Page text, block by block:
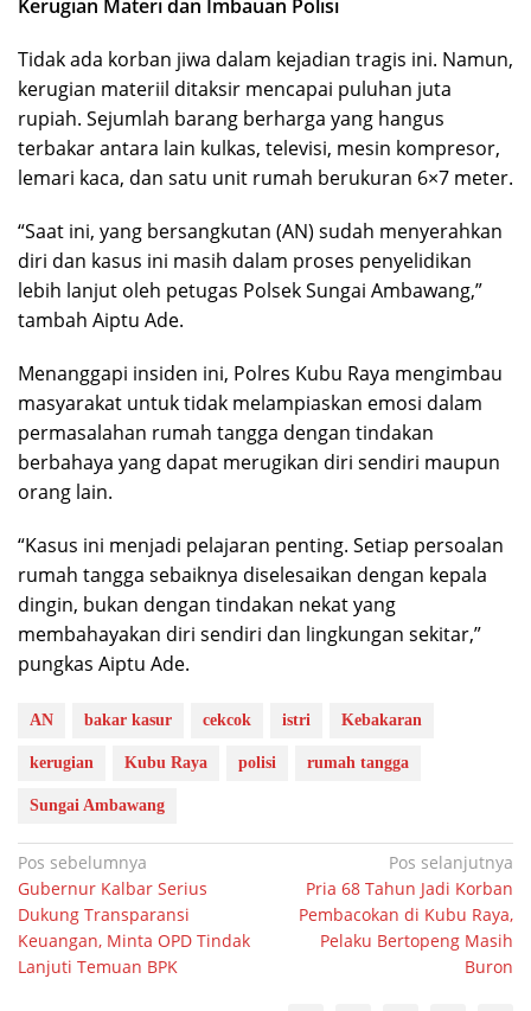
Kerugian Materi dan Imbauan Polisi
Tidak ada korban jiwa dalam kejadian tragis ini. Namun,
kerugian materiil ditaksir mencapai puluhan juta
rupiah. Sejumlah barang berharga yang hangus
terbakar antara lain kulkas, televisi, mesin kompresor,
lemari kaca, dan satu unit rumah berukuran 6×7 meter.
“Saat ini, yang bersangkutan (AN) sudah menyerahkan
diri dan kasus ini masih dalam proses penyelidikan
lebih lanjut oleh petugas Polsek Sungai Ambawang,”
tambah Aiptu Ade.
Menanggapi insiden ini, Polres Kubu Raya mengimbau
masyarakat untuk tidak melampiaskan emosi dalam
permasalahan rumah tangga dengan tindakan
berbahaya yang dapat merugikan diri sendiri maupun
orang lain.
“Kasus ini menjadi pelajaran penting. Setiap persoalan
rumah tangga sebaiknya diselesaikan dengan kepala
dingin, bukan dengan tindakan nekat yang
membahayakan diri sendiri dan lingkungan sekitar,”
pungkas Aiptu Ade.
AN bakar kasur cekcok istri Kebakaran
kerugian Kubu Raya polisi rumah tangga
Sungai Ambawang
Navigasi
pos
Pos sebelumnya
Gubernur Kalbar Serius
Dukung Transparansi
Keuangan, Minta OPD Tindak
Lanjuti Temuan BPK
Pos selanjutnya
Pria 68 Tahun Jadi Korban
Pembacokan di Kubu Raya,
Pelaku Bertopeng Masih
Buron